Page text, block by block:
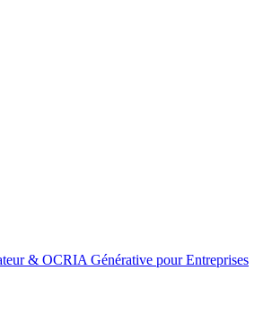
& OCRIA Générative pour Entreprises